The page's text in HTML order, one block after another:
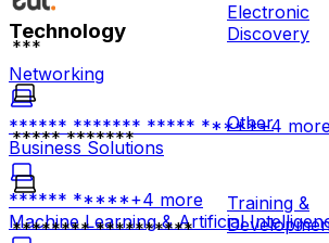
Technology
Networking
****** ******* ***** *****+4
Business Solutions
****** *****+4 more
Machine Learning & Artificial
***
Electronic
Discovery
***** *******
Other
******** **********
Training &